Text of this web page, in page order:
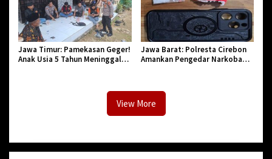
Jawa Timur: Pamekasan Geger!
Anak Usia 5 Tahun Meninggal
Jawa Barat: Polresta Cirebon
Amankan Pengedar Narkoba
View More